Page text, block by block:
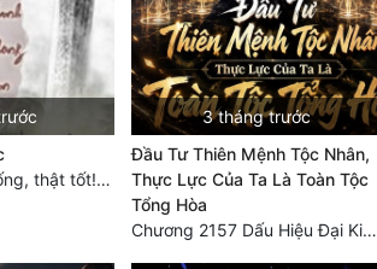
Chương 2806: Sống, thật tốt! (Đại kết cục)
3 tháng trước
Đầu Tư Thiên Mệnh Tộc Nhân,
Thực Lực Của Ta Là Toàn Tộc
Tổng Hòa
Chương 2157 Dấu Hiệu Đại Kiếp